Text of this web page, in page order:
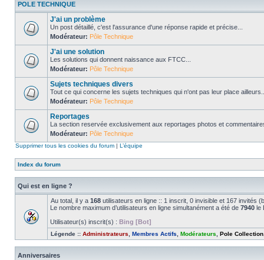
POLE TECHNIQUE
J'ai un problème
Un post détaillé, c'est l'assurance d'une réponse rapide et précise...
Modérateur: Pôle Technique
J'ai une solution
Les solutions qui donnent naissance aux FTCC...
Modérateur: Pôle Technique
Sujets techniques divers
Tout ce qui concerne les sujets techniques qui n'ont pas leur place
Modérateur: Pôle Technique
Reportages
La section reservée exclusivement aux reportages photos et
Modérateur: Pôle Technique
Supprimer tous les cookies du forum | L’équipe
Index du forum
Qui est en ligne ?
Au total, il y a 168 utilisateurs en ligne :: 1 inscrit, 0 invisible et 167 invités
Le nombre maximum d’utilisateurs en ligne simultanément a été de 7940 le
Utilisateur(s) inscrit(s) : Bing [Bot]
Légende :: Administrateurs Membres Actifs Modérateurs Pole Collection
Anniversaires